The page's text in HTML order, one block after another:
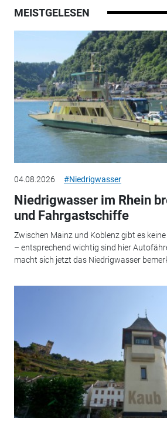
MEISTGELESEN
04.08.2026 #Niedrigwasser
Niedrigwasser im Rhein
und Fahrgastschiffe
Zwischen Mainz und Koblenz gibt es
– entsprechend wichtig sind hier
macht sich jetzt das Niedrigwasser